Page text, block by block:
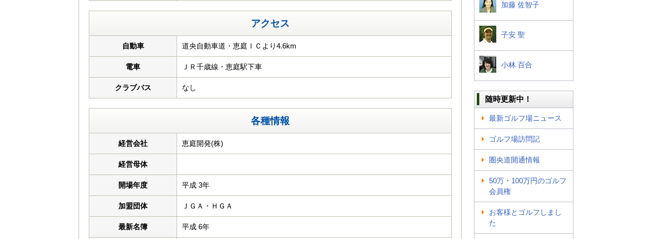
アクセス
自動車 道央自動車道・恵庭ＩＣより4.6km
電車 ＪＲ千歳線・恵庭駅下車
クラブバス なし
各種情報
経営会社 恵庭開発(株)
経営母体
開場年度 平成 3年
加盟団体 ＪＧＡ・ＨＧＡ
最新名簿 平成 6年
加藤 佐智子
子安 聖
小林 百合
随時更新中！
最新ゴルフ場ニュース
ゴルフ場訪問記
圏央道開通情報
50万・100万円のゴルフ
会員権
お客様とゴルフしまし
た